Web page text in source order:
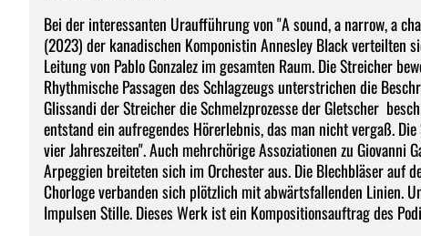
Bei der interessanten Uraufführung von "A sound, a narrow, a
(2023) der kanadischen Komponistin Annesley Black verteilten
Leitung von Pablo Gonzalez im gesamten Raum. Die Streicher
Rhythmische Passagen des Schlagzeugs unterstrichen die
Glissandi der Streicher die Schmelzprozesse der Gletscher
entstand ein aufregendes Hörerlebnis, das man nicht vergaß.
vier Jahreszeiten". Auch mehrchörige Assoziationen zu
Arpeggien breiteten sich im Orchester aus. Die Blechbläser auf
Chorloge verbanden sich plötzlich mit abwärtsfallenden Linien.
Impulsen Stille. Dieses Werk ist ein Kompositionsauftrag des